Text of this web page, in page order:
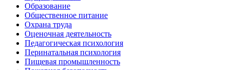
Образование
Общественное питание
Охрана труда
Оценочная деятельность
Педагогическая психология
Перинатальная психология
Пищевая промышленность